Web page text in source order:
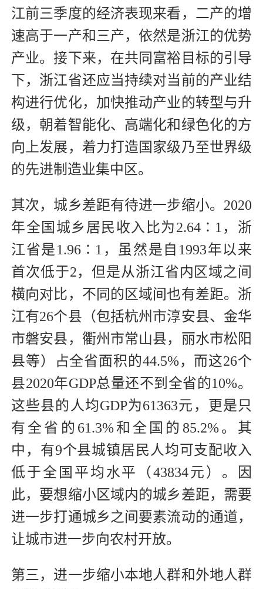
江前三季度的经济表现来看，二产的增
速高于一产和三产，依然是浙江的优势
产业。接下来，在共同富裕目标的引导
下，浙江省还应当持续对当前的产业结
构进行优化，加快推动产业的转型与升
级，朝着智能化、高端化和绿色化的方
向上发展，着力打造国家级乃至世界级
的先进制造业集中区。
其次，城乡差距有待进一步缩小。2020
年全国城乡居民收入比为2.64∶1，浙
江省是1.96∶1，虽然是自1993年以来
首次低于2，但是从浙江省内区域之间
横向对比，不同的区域间也有差距。浙
江有26个县（包括杭州市淳安县、金华
市磐安县，衢州市常山县，丽水市松阳
县等）占全省面积的44.5%，而这26个
县2020年GDP总量还不到全省的10%。
这些县的人均GDP为61363元，更是只
有全省的61.3%和全国的85.2%。其
中，有9个县城镇居民人均可支配收入
低于全国平均水平（43834元）。因
此，要想缩小区域内的城乡差距，需要
进一步打通城乡之间要素流动的通道，
让城市进一步向农村开放。
第三，进一步缩小本地人群和外地人群